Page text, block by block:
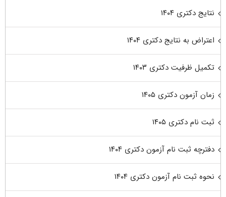
نتایج دکتری ۱۴۰۴
اعتراض به نتایج دکتری ۱۴۰۴
تکمیل ظرفیت دکتری ۱۴۰۳
زمان آزمون دکتری ۱۴۰۵
ثبت نام دکتری ۱۴۰۵
دفترچه ثبت نام آزمون دکتری ۱۴۰۴
نحوه ثبت نام آزمون دکتری ۱۴۰۴